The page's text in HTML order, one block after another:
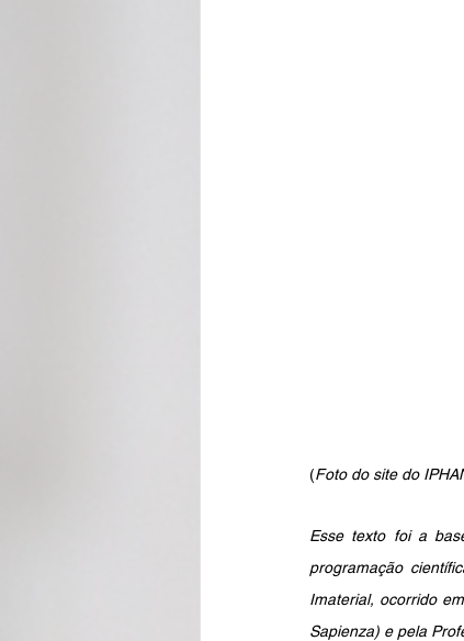
(Foto do site do
Esse texto foi a
programação
Imaterial, ocorrido
Sapienza) e pela